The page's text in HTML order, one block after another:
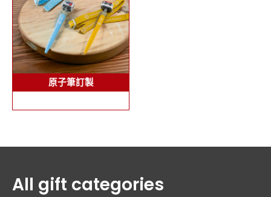
原子筆訂製
All gift categories